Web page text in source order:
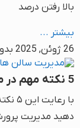
بالا رفتن درصد
بیشتر ...
26 ژوئن, 2025
5 نکته مهم در مدیریت پرورش جوجه گوشتی صنعتی
با
دهید مدیریت